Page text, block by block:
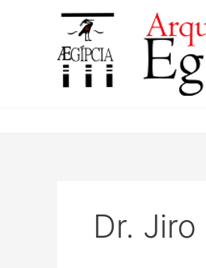
Dr.